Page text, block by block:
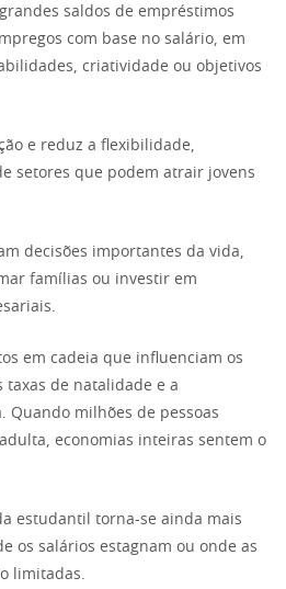
saldos de empréstimos
com base no salário, em
criatividade ou objetivos
e reduz a flexibilidade,
setores que podem atrair jovens
decisões importantes da vida,
famílias ou investir em
em cadeia que influenciam os
taxas de natalidade e a
Quando milhões de pessoas
economias inteiras sentem o
estudantil torna-se ainda mais
os salários estagnam ou onde as
limitadas.